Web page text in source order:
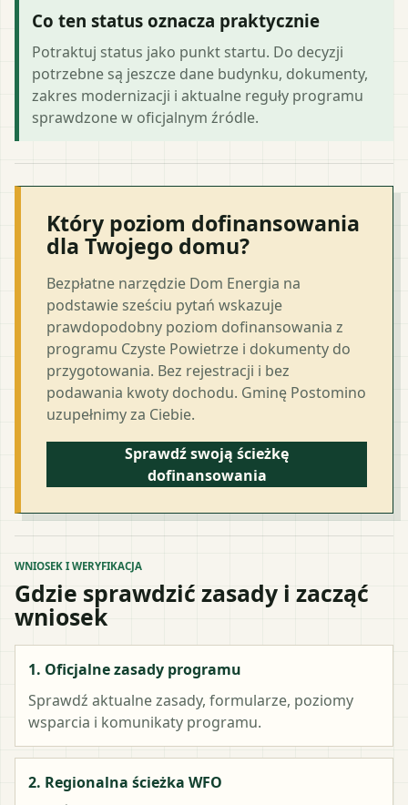
Co ten status oznacza praktycznie
Potraktuj status jako punkt startu. Do decyzji
potrzebne są jeszcze dane budynku, dokumenty,
zakres modernizacji i aktualne reguły programu
sprawdzone w oficjalnym źródle.
Który poziom dofinansowania
dla Twojego domu?
Bezpłatne narzędzie Dom Energia na
podstawie sześciu pytań wskazuje
prawdopodobny poziom dofinansowania z
programu Czyste Powietrze i dokumenty do
przygotowania. Bez rejestracji i bez
podawania kwoty dochodu. Gminę Postomino
uzupełnimy za Ciebie.
Sprawdź swoją ścieżkę
dofinansowania
WNIOSEK I WERYFIKACJA
Gdzie sprawdzić zasady i zacząć
wniosek
1. Oficjalne zasady programu
Sprawdź aktualne zasady, formularze, poziomy
wsparcia i komunikaty programu.
2. Regionalna ścieżka WFO